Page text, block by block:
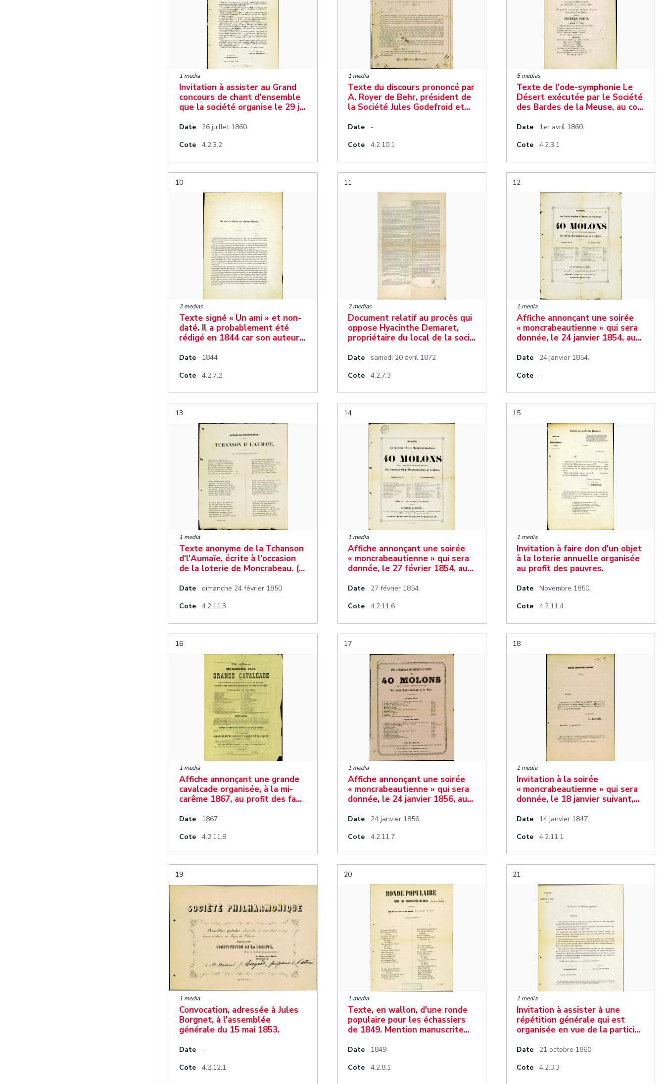
1 media
Invitation à assister au Grand
concours de chant d'ensemble
que la société organise le 29 j…
Date
26 juillet 1860.
Cote
4.2.3.2
1 media
Texte du discours prononcé par
A. Royer de Behr, président de
la Société Jules Godefroid et…
Date
-
Cote
4.2.10.1
5 medias
Texte de l'ode-symphonie Le
Désert exécutée par le Société
des Bardes de la Meuse, au co…
Date
1er avril 1860.
Cote
4.2.3.1
10
2 medias
Texte signé « Un ami » et non-
daté. Il a probablement été
rédigé en 1844 car son auteur…
Date
1844
Cote
4.2.7.2
11
2 medias
Document relatif au procès qui
oppose Hyacinthe Demaret,
propriétaire du local de la soci…
Date
samedi 20 avril 1872
Cote
4.2.7.3
12
1 media
Affiche annonçant une soirée
« moncrabeautienne » qui sera
donnée, le 24 janvier 1854, au…
Date
24 janvier 1854.
Cote
-
13
1 media
Texte anonyme de la Tchanson
d'l'Aumaïe, écrite à l'occasion
de la loterie de Moncrabeau. (…
Date
dimanche 24 février 1850
Cote
4.2.11.3
14
1 media
Affiche annonçant une soirée
« moncrabeautienne » qui sera
donnée, le 27 février 1854, au…
Date
27 février 1854.
Cote
4.2.11.6
15
1 media
Invitation à faire don d'un objet
à la loterie annuelle organisée
au profit des pauvres.
Date
Novembre 1850.
Cote
4.2.11.4
16
1 media
Affiche annonçant une grande
cavalcade organisée, à la mi-
carême 1867, au profit des fa…
Date
1867
Cote
4.2.11.8
17
1 media
Affiche annonçant une soirée
« moncrabeautienne » qui sera
donnée, le 24 janvier 1856, au…
Date
24 janvier 1856.
Cote
4.2.11.7
18
1 media
Invitation à la soirée
« moncrabeautienne » qui sera
donnée, le 18 janvier suivant,…
Date
14 janvier 1847.
Cote
4.2.11.1
19
1 media
Convocation, adressée à Jules
Borgnet, à l'assemblée
générale du 15 mai 1853.
Date
-
Cote
4.2.12.1
20
1 media
Texte, en wallon, d'une ronde
populaire pour les échassiers
de 1849. Mention manuscrite…
Date
1849
Cote
4.2.8.1
21
1 media
Invitation à assister à une
répétition générale qui est
organisée en vue de la partici…
Date
21 octobre 1860.
Cote
4.2.3.3